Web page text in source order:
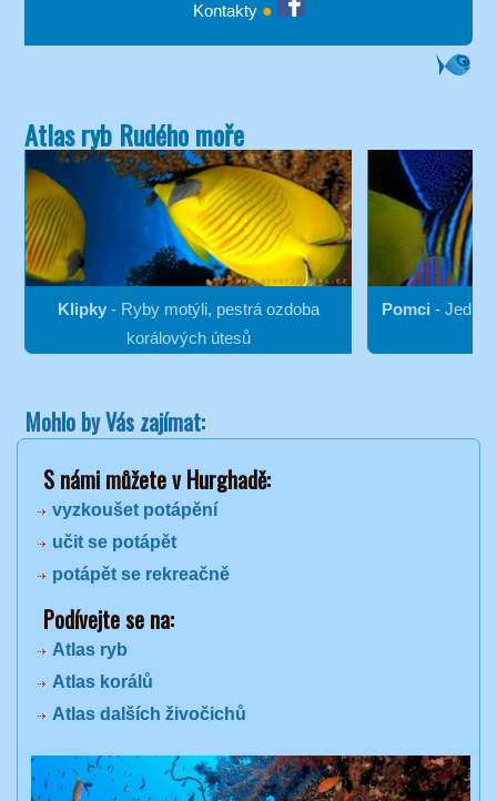
Kontakty●
Atlas ryb Rudého moře
Klipky - Ryby motýli, pestrá ozdoba
korálových útesů
Pomci - Jedni
Mohlo by Vás zajímat:
S námi můžete v Hurghadě:
vyzkoušet potápění
učit se potápět
potápět se rekreačně
Podívejte se na:
Atlas ryb
Atlas korálů
Atlas dalších živočichů